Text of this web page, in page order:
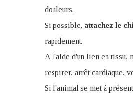
douleurs.
Si possible, attachez le
rapidement.
A l'aide d'un lien en tissu,
respirer, arrêt cardiaque,
Si l'animal se met à